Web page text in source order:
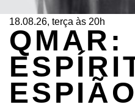
18.08.26, terça às 20h
QMAR:
ESPIÃO